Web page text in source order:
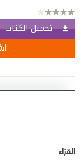
تحميل الكتاب
القرّاء